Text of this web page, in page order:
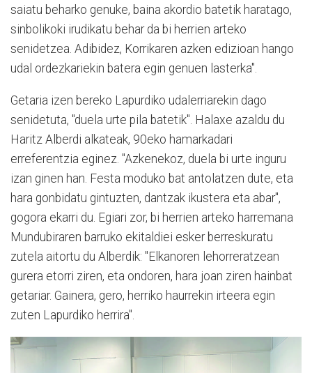
saiatu beharko genuke, baina akordio batetik haratago,
sinbolikoki irudikatu behar da bi herrien arteko
senidetzea. Adibidez, Korrikaren azken edizioan hango
udal ordezkariekin batera egin genuen lasterka".
Getaria izen bereko Lapurdiko udalerriarekin dago
senidetuta, "duela urte pila batetik". Halaxe azaldu du
Haritz Alberdi alkateak, 90eko hamarkadari
erreferentzia eginez. "Azkenekoz, duela bi urte inguru
izan ginen han. Festa moduko bat antolatzen dute, eta
hara gonbidatu gintuzten, dantzak ikustera eta abar",
gogora ekarri du. Egiari zor, bi herrien arteko harremana
Mundubiraren barruko ekitaldiei esker berreskuratu
zutela aitortu du Alberdik: "Elkanoren lehorreratzean
gurera etorri ziren, eta ondoren, hara joan ziren hainbat
getariar. Gainera, gero, herriko haurrekin irteera egin
zuten Lapurdiko herrira".